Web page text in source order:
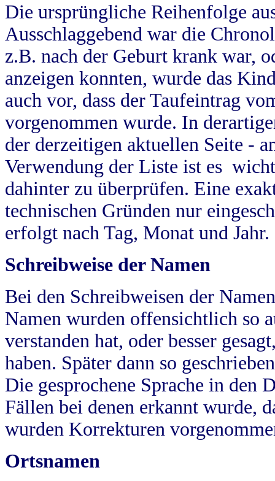
Die ursprüngliche Reihenfolge
Ausschlaggebend war die
z.B. nach der Geburt krank war,
anzeigen konnten, wurde das
auch vor, dass der Taufeintrag
vorgenommen wurde. In
der derzeitigen aktuellen Seite -
Verwendung der Liste ist es
dahinter zu überprüfen. Eine
technischen Gründen nur
erfolgt nach Tag, Monat und Jahr.
Schreibweise der Namen
Bei den Schreibweisen der
Namen wurden offensichtlich so
verstanden hat, oder besser
haben. Später dann so
Die gesprochene Sprache in
Fällen bei denen erkannt wurde,
wurden Korrekturen
Ortsnamen